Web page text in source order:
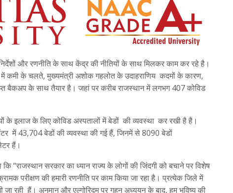
और रणनीति के साथ केंद्र की नीतियों के साथ मिलकर काम कर रहे है।
में कमी के चलते, मुख्यमंत्री अशोक गहलोत के उदाहराणिय कदमों के कारण,
बैकअप के साथ तैयार है। जहां पर करीब राजस्थान में लगभग 407 कोविड
के इलाज के लिए कोविड अस्पतालों में बेडों की व्यवस्था कर रखी है है।
में 43,704 बेडों की व्यवस्था की गई हैं, जिनमें से 8090 बेडों
हैं।
“राजस्थान सरकार का ध्यान राज्य के लोगों की जिंदगी को बचाने पर विशेष
परीक्षण की हमारी रणनीति पर काम किया जा रहा है। प्रत्येक जिले में
जा रही हैं। अनुमान और एल्गोरिदम पर गहन अध्ययन के बाद, हम भविष्य की